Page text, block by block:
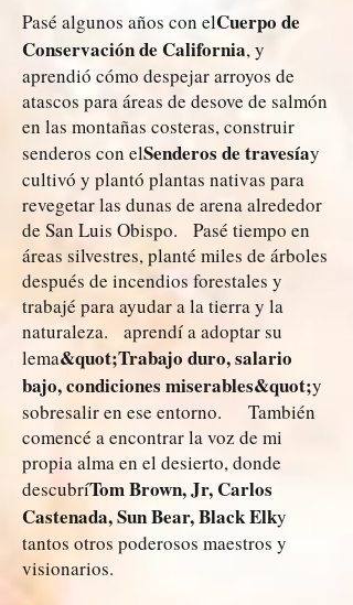
Pasé algunos años con elCuerpo de
Conservación de California, y
aprendió cómo despejar arroyos de
atascos para áreas de desove de salmón
en las montañas costeras, construir
senderos con elSenderos de travesíay
cultivó y plantó plantas nativas para
revegetar las dunas de arena alrededor
de San Luis Obispo. Pasé tiempo en
áreas silvestres, planté miles de árboles
después de incendios forestales y
trabajé para ayudar a la tierra y la
naturaleza. aprendí a adoptar su
lema&quot;Trabajo duro, salario
bajo, condiciones miserables&quot;y
sobresalir en ese entorno. También
comencé a encontrar la voz de mi
propia alma en el desierto, donde
descubríTom Brown, Jr, Carlos
Castenada, Sun Bear, Black Elky
tantos otros poderosos maestros y
visionarios.